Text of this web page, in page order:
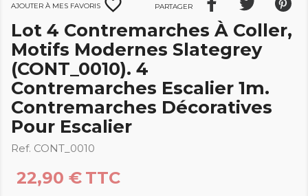
Ajouter à mes favoris favorite_border Partager
Lot 4 Contremarches À Coller,
Motifs Modernes Slategrey
(CONT_0010). 4
Contremarches Escalier 1m.
Contremarches Décoratives
Pour Escalier
Ref. CONT_0010
22,90 € TTC